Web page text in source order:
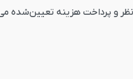
و پرداخت هزینه تعیین‌شده